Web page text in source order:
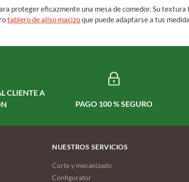
proteger eficazmente una mesa de comedor. Su
tablero de aliso macizoque puede adaptarse a tus
CLIENTE A
PAGO 100 % SEGURO
NUESTROS SERVICIOS
Corte y mecanizado
Configurator